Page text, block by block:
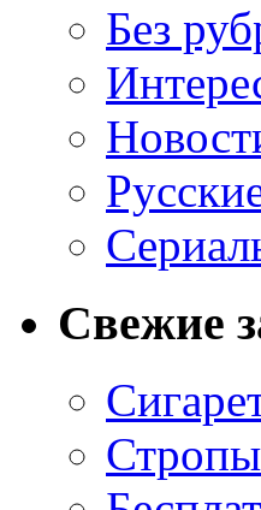
Без
Свежие